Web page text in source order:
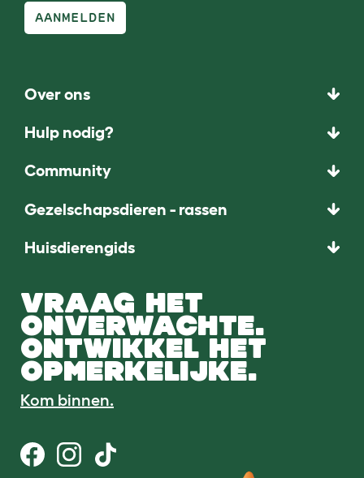
AANMELDEN
Over ons
Hulp nodig?
Community
Gezelschapsdieren - rassen
Huisdierengids
VRAAG HET
ONVERWACHTE.
ONTWIKKEL HET
OPMERKELIJKE.
Kom binnen.